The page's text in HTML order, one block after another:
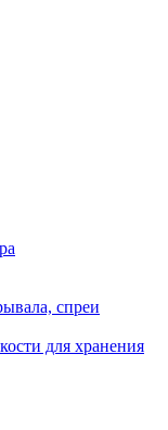
спреи
для хранения